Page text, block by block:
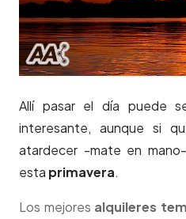
Allí pasar el día puede
interesante, aunque si
atardecer -mate en
esta primavera.
Los mejores alquileres